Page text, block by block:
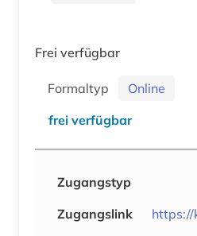
Frei verfügbar
Formaltyp
Online
frei verfügbar
Zugangstyp
Zugangslink
https://